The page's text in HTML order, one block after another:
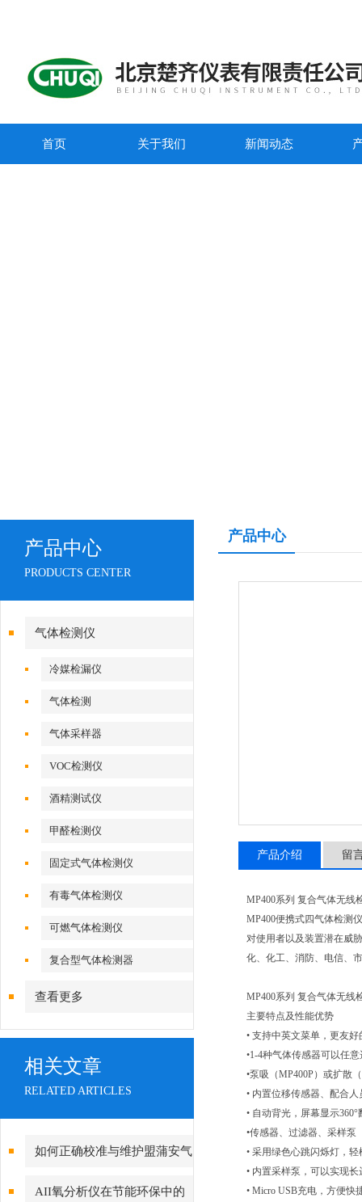
首页 关于我们 新闻动态
产品中心
PRODUCTS CENTER
气体检测仪
冷媒检漏仪
气体检测
气体采样器
VOC检测仪
酒精测试仪
甲醛检测仪
固定式气体检测仪
有毒气体检测仪
可燃气体检测仪
复合型气体检测器
查看更多
相关文章
RELATED ARTICLES
如何正确校准与维护盟蒲安气
体检测仪？
AII氧分析仪在节能环保中的
产品中心
产品介绍 留
MP400系列 复合气体无线
MP400便携式四气体检测
对使用者以及装置潜在威
化、化工、消防、电信、
MP400系列 复合气体无线
主要特点及性能优势
• 支持中英文菜单，更友
•1-4种气体传感器可以任意
•泵吸（MP400P）或扩散
• 内置位移传感器、配合
• 自动背光，屏幕显示
•传感器、过滤器、采样泵
• 采用绿色心跳闪烁灯，
• 内置采样泵，可以实现
• Micro USB充电，方便快